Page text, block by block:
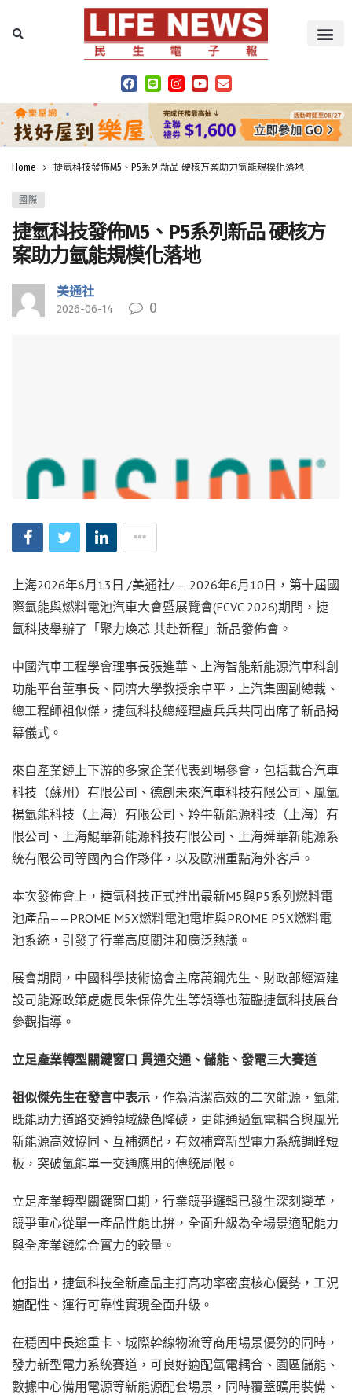
Home 捷氫科技發佈M5、P5系列新品 硬核方案助力氫能規模化落地
國際
捷氫科技發佈M5、P5系列新品 硬核方
案助力氫能規模化落地
美通社
2026-06-14 0
上海2026年6月13日 /美通社/ — 2026年6月10日，第十屆國
際氫能與燃料電池汽車大會暨展覽會(FCVC 2026)期間，捷
氫科技舉辦了「聚力煥芯 共赴新程」新品發佈會。
中國汽車工程學會理事長張進華、上海智能新能源汽車科創
功能平台董事長、同濟大學教授余卓平，上汽集團副總裁、
總工程師祖似傑，捷氫科技總經理盧兵兵共同出席了新品揭
幕儀式。
來自產業鏈上下游的多家企業代表到場參會，包括載合汽車
科技（蘇州）有限公司、德創未來汽車科技有限公司、風氫
揚氫能科技（上海）有限公司、羚牛新能源科技（上海）有
限公司、上海鯤華新能源科技有限公司、上海舜華新能源系
統有限公司等國內合作夥伴，以及歐洲重點海外客戶。
本次發佈會上，捷氫科技正式推出最新M5與P5系列燃料電
池產品——PROME M5X燃料電池電堆與PROME P5X燃料電
池系統，引發了行業高度關注和廣泛熱議。
展會期間，中國科學技術協會主席萬鋼先生、財政部經濟建
設司能源政策處處長朱保偉先生等領導也蒞臨捷氫科技展台
參觀指導。
立足產業轉型關鍵窗口 貫通交通、儲能、發電三大賽道
祖似傑先生在發言中表示 ，作為清潔高效的二次能源，氫能
既能助力道路交通領域綠色降碳，更能通過氫電耦合與風光
新能源高效協同、互補適配，有效補齊新型電力系統調峰短
板，突破氫能單一交通應用的傳統局限。
立足產業轉型關鍵窗口期，行業競爭邏輯已發生深刻變革，
競爭重心從單一產品性能比拚，全面升級為全場景適配能力
與全產業鏈綜合實力的較量。
他指出，捷氫科技全新產品主打高功率密度核心優勢，工況
適配性、運行可靠性實現全面升級。
在穩固中長途重卡、城際幹線物流等商用場景優勢的同時，
發力新型電力系統賽道，可良好適配氫電耦合、園區儲能、
數據中心備用電源等新能源配套場景，同時覆蓋礦用裝備、